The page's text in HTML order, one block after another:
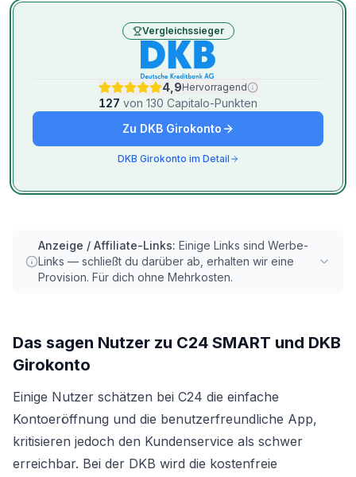
Vergleichssieger
4,9Hervorragend
127 von 130 Capitalo-Punkten
Zu DKB Girokonto
DKB Girokonto im Detail
Anzeige / Affiliate-Links: Einige Links sind Werbe-
Links — schließt du darüber ab, erhalten wir eine
Provision. Für dich ohne Mehrkosten.
Das sagen Nutzer zu C24 SMART und DKB
Girokonto
Einige Nutzer schätzen bei C24 die einfache
Kontoeröffnung und die benutzerfreundliche App,
kritisieren jedoch den Kundenservice als schwer
erreichbar. Bei der DKB wird die kostenfreie